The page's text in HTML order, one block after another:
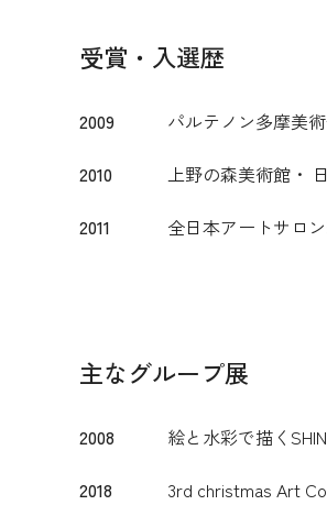
受賞・入選歴
2009
パルテノン多摩美
2010
上野の森美術館・
2011
全日本アートサロ
主なグループ展
2008
絵と水彩で描く
2018
3rd christmas Art